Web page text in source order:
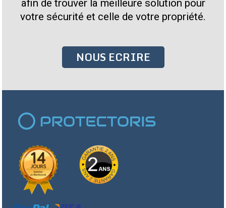
afin de trouver la meilleure solution pour
votre sécurité et celle de votre propriété.
NOUS ECRIRE